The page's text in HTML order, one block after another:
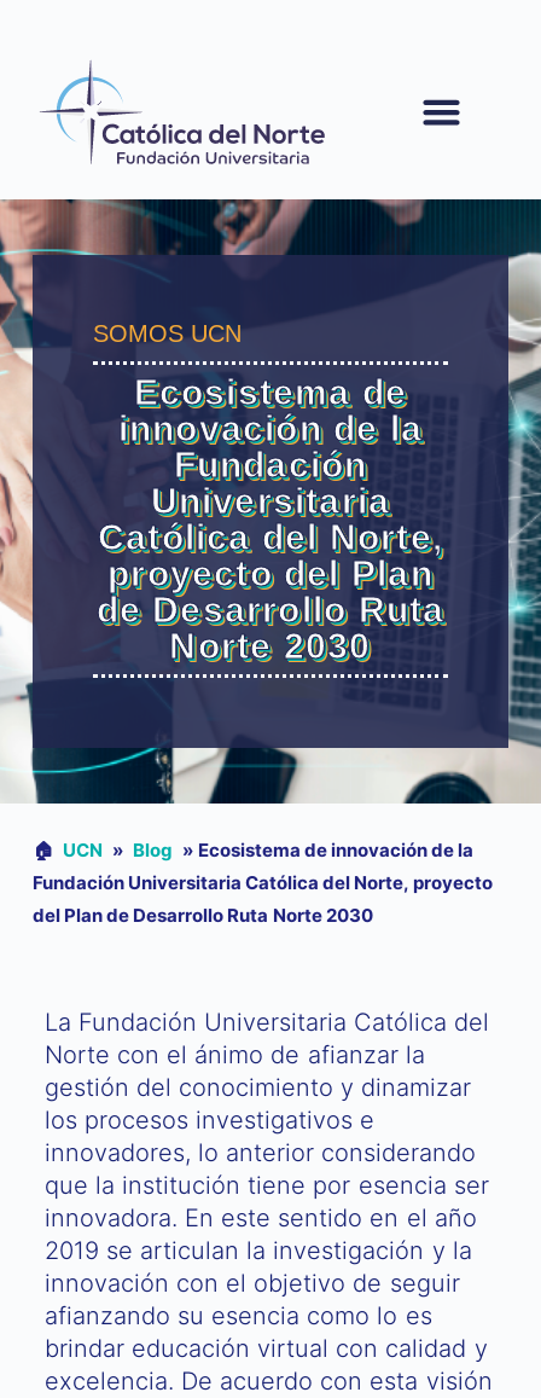
SOMOS UCN
Ecosistema de
innovación de la
Fundación
Universitaria
Católica del Norte,
proyecto del Plan
de Desarrollo Ruta
Norte 2030
🏠︎ UCN » Blog » Ecosistema de innovación de la
Fundación Universitaria Católica del Norte, proyecto
del Plan de Desarrollo Ruta Norte 2030
La Fundación Universitaria Católica del
Norte con el ánimo de afianzar la
gestión del conocimiento y dinamizar
los procesos investigativos e
innovadores, lo anterior considerando
que la institución tiene por esencia ser
innovadora. En este sentido en el año
2019 se articulan la investigación y la
innovación con el objetivo de seguir
afianzando su esencia como lo es
brindar educación virtual con calidad y
excelencia. De acuerdo con esta visión